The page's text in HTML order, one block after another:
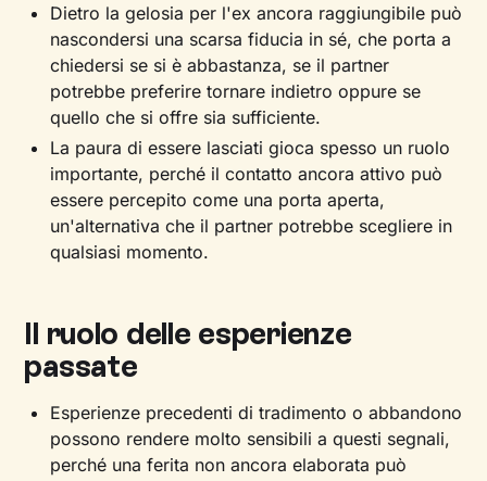
Dietro la gelosia per l'ex ancora raggiungibile può
nascondersi una scarsa fiducia in sé, che porta a
chiedersi se si è abbastanza, se il partner
potrebbe preferire tornare indietro oppure se
quello che si offre sia sufficiente.
La paura di essere lasciati gioca spesso un ruolo
importante, perché il contatto ancora attivo può
essere percepito come una porta aperta,
un'alternativa che il partner potrebbe scegliere in
qualsiasi momento.
Il ruolo delle esperienze
passate
Esperienze precedenti di tradimento o abbandono
possono rendere molto sensibili a questi segnali,
perché una ferita non ancora elaborata può